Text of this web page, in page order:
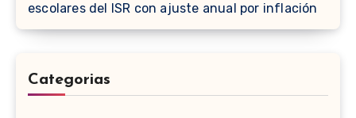
escolares del ISR con ajuste anual por inflación
Categorias